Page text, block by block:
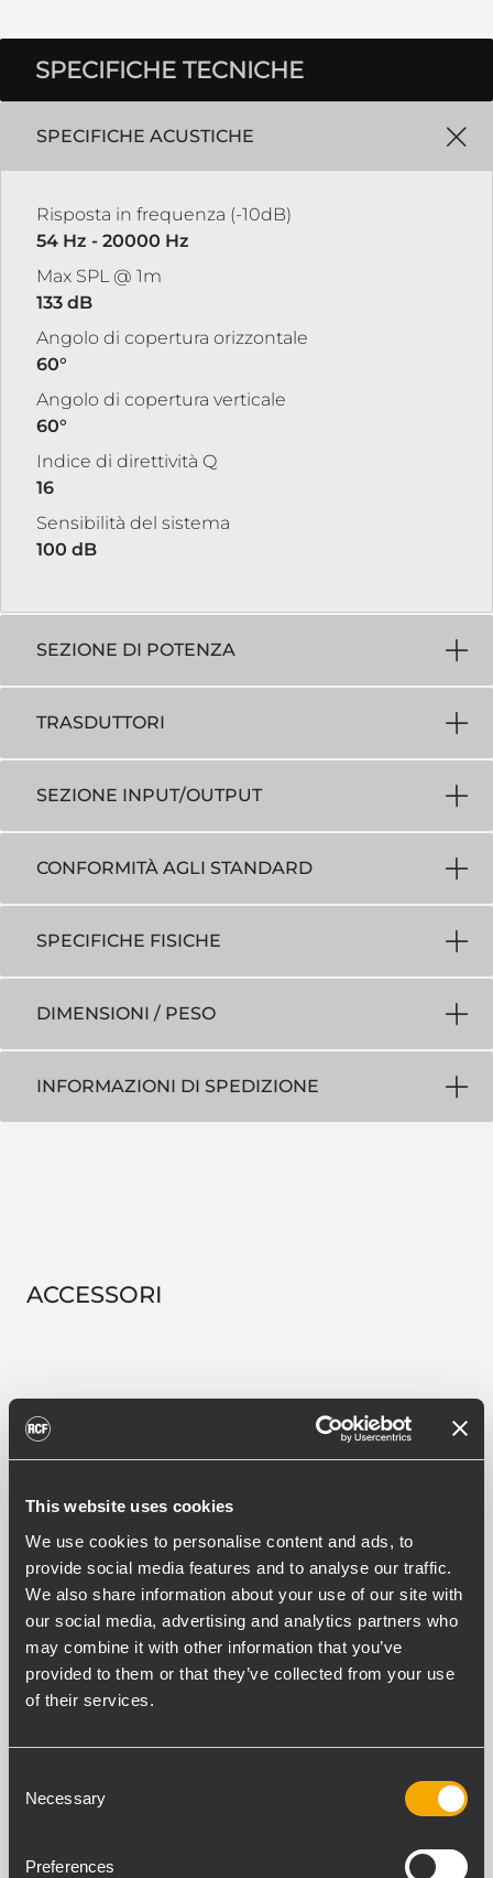
This website uses cookies
We use cookies to personalise content and ads, to
provide social media features and to analyse our traffic.
We also share information about your use of our site with
our social media, advertising and analytics partners who
may combine it with other information that you’ve
provided to them or that they’ve collected from your use
of their services.
Selection
Necessary
Preferences
SPECIFICHE TECNICHE
SPECIFICHE ACUSTICHE
Risposta in frequenza (-10dB)
54 Hz - 20000 Hz
Max SPL @ 1m
133 dB
Angolo di copertura orizzontale
60°
Angolo di copertura verticale
60°
Indice di direttività Q
16
Sensibilità del sistema
100 dB
SEZIONE DI POTENZA
TRASDUTTORI
SEZIONE INPUT/OUTPUT
CONFORMITÀ AGLI STANDARD
SPECIFICHE FISICHE
DIMENSIONI / PESO
INFORMAZIONI DI SPEDIZIONE
ACCESSORI